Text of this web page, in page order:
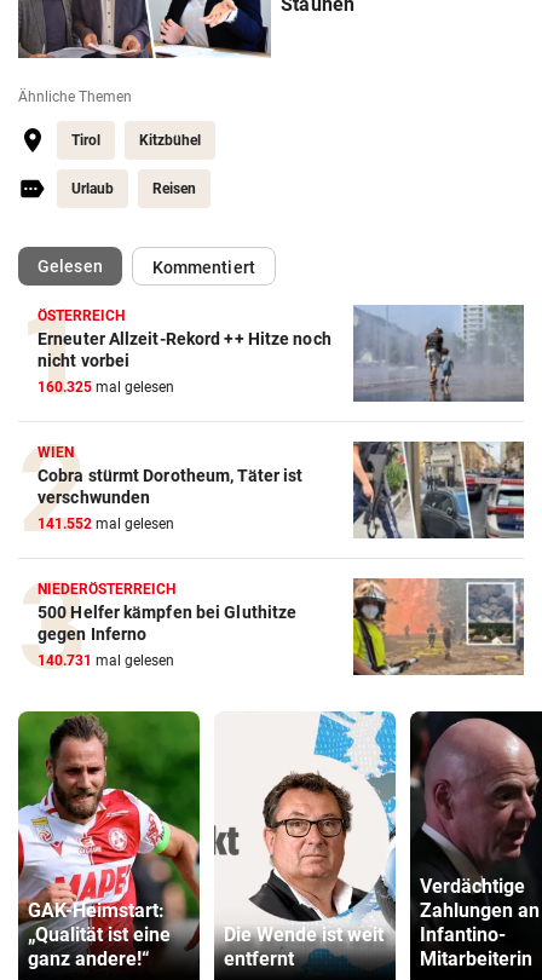
Staunen
Ähnliche Themen
Tirol Kitzbühel
Urlaub Reisen
Gelesen(ausgewählt)Kommentiert
ÖSTERREICH
Erneuter Allzeit-Rekord ++ Hitze noch
nicht vorbei
160.325 mal gelesen
WIEN
Cobra stürmt Dorotheum, Täter ist
verschwunden
141.552 mal gelesen
NIEDERÖSTERREICH
500 Helfer kämpfen bei Gluthitze
gegen Inferno
140.731 mal gelesen
GAK-Heimstart:
„Qualität ist eine
ganz andere!“
Die Wende ist weit
entfernt
Verdächtige
Zahlungen an
Infantino-
Mitarbeiterin